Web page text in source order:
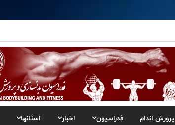
اندام فدراسیون اخبار استانها